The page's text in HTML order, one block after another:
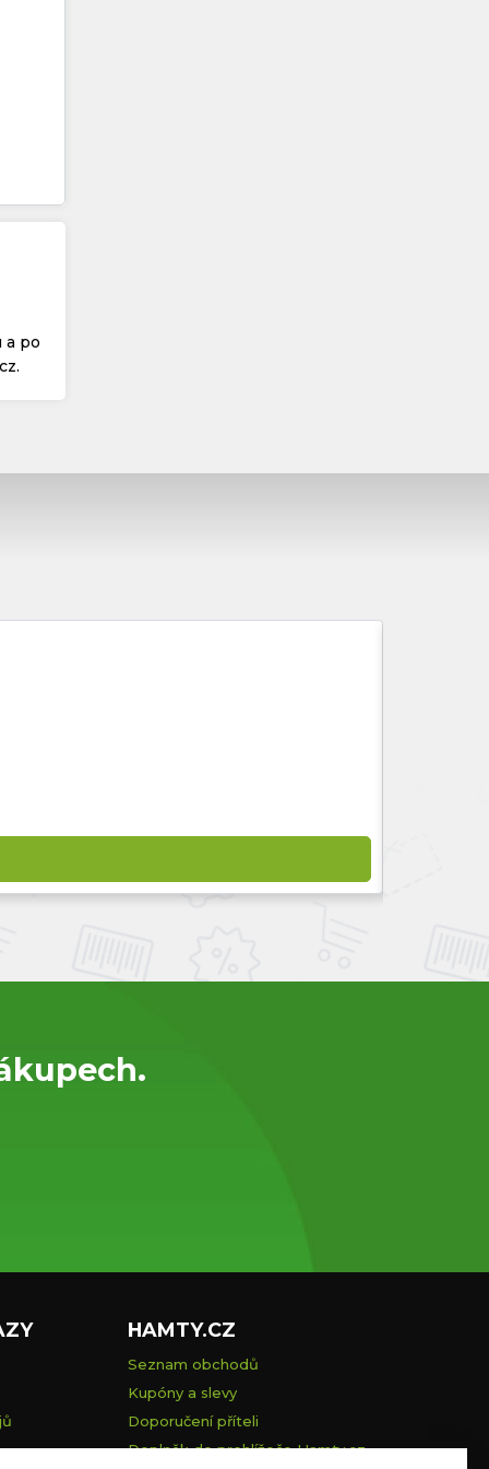
a po
HAMTY.CZ
Seznam obchodů
Kupóny a slevy
Doporučení příteli
Doplněk do prohlížeče Hamty.cz